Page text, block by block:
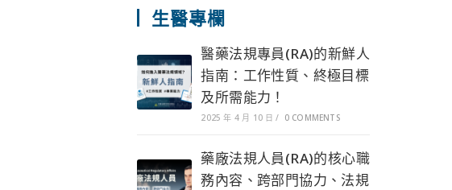
生醫專欄
醫藥法規專員(RA)的新鮮人
指南：工作性質、終極目標
及所需能力！
2025 年 4 月 10 日 / 0 COMMENTS
藥廠法規人員(RA)的核心職
務內容、跨部門協力、法規